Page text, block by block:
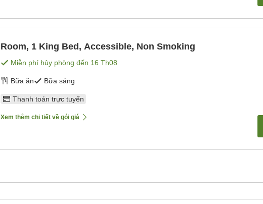
Room, 1 King Bed, Accessible, Non Smoking
Miễn phí hủy phòng đến 16 Th08
Bữa ăn Bữa sáng
Thanh toán trực tuyến
Xem thêm chi tiết về gói giá